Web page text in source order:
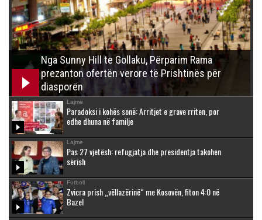
Nga Sunny Hill te Gollaku, Përparim Rama
prezanton ofertën verore të Prishtinës për
diasporën
Lajme
Paradoksi i kohës sonë: Arritjet e grave rriten, por
edhe dhuna në familje
Lajme
Pas 27 vjetësh: refugjatja dhe presidentja takohen
sërish
Futboll
Zvicra prish „vëllazërinë“ me Kosovën, fiton 4:0 në
Bazel